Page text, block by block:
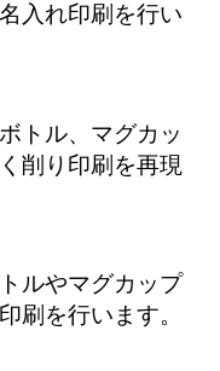
入れ印刷を行い
トル、マグカッ
削り印刷を再現
ルやマグカップ
刷を行います。